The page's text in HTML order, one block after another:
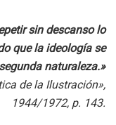
sin descanso lo
que la ideología se
naturaleza.»
de la Ilustración»,
1944/1972, p. 143.